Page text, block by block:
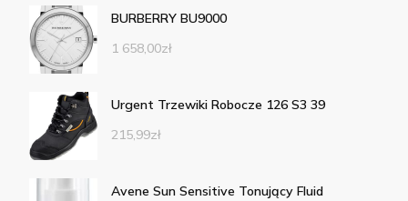
BURBERRY BU9000
1 658,00zł
Urgent Trzewiki Robocze 126 S3 39
215,99zł
Avene Sun Sensitive Tonujący Fluid